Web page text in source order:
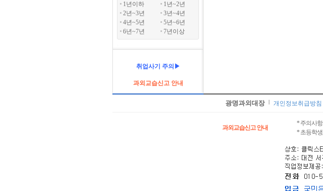
1년이하
1년~2년
2년~3년
3년~4년
4년~5년
5년~6년
6년~7년
7년이상
취업사기 주의▶
과외교습신고 안내
광명과외대장 개인정보취급방침
과외교습신고 안내
* 주의사
* 초등학